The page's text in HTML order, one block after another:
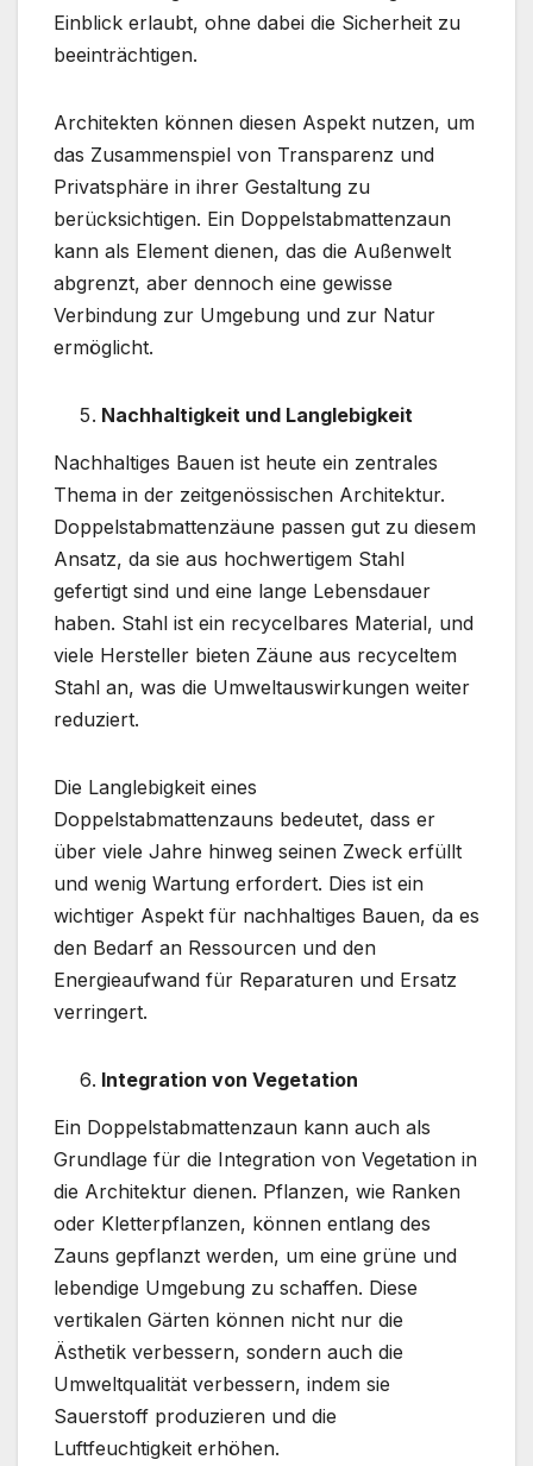
Einblick erlaubt, ohne dabei die Sicherheit zu
beeinträchtigen.
Architekten können diesen Aspekt nutzen, um
das Zusammenspiel von Transparenz und
Privatsphäre in ihrer Gestaltung zu
berücksichtigen. Ein Doppelstabmattenzaun
kann als Element dienen, das die Außenwelt
abgrenzt, aber dennoch eine gewisse
Verbindung zur Umgebung und zur Natur
ermöglicht.
Nachhaltigkeit und Langlebigkeit
Nachhaltiges Bauen ist heute ein zentrales
Thema in der zeitgenössischen Architektur.
Doppelstabmattenzäune passen gut zu diesem
Ansatz, da sie aus hochwertigem Stahl
gefertigt sind und eine lange Lebensdauer
haben. Stahl ist ein recycelbares Material, und
viele Hersteller bieten Zäune aus recyceltem
Stahl an, was die Umweltauswirkungen weiter
reduziert.
Die Langlebigkeit eines
Doppelstabmattenzauns bedeutet, dass er
über viele Jahre hinweg seinen Zweck erfüllt
und wenig Wartung erfordert. Dies ist ein
wichtiger Aspekt für nachhaltiges Bauen, da es
den Bedarf an Ressourcen und den
Energieaufwand für Reparaturen und Ersatz
verringert.
Integration von Vegetation
Ein Doppelstabmattenzaun kann auch als
Grundlage für die Integration von Vegetation in
die Architektur dienen. Pflanzen, wie Ranken
oder Kletterpflanzen, können entlang des
Zauns gepflanzt werden, um eine grüne und
lebendige Umgebung zu schaffen. Diese
vertikalen Gärten können nicht nur die
Ästhetik verbessern, sondern auch die
Umweltqualität verbessern, indem sie
Sauerstoff produzieren und die
Luftfeuchtigkeit erhöhen.